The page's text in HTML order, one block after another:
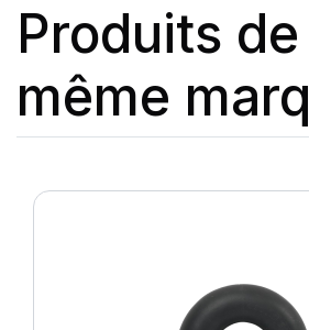
Produits de
même